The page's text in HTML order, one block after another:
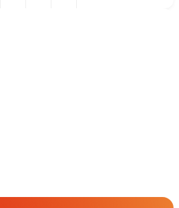
お問い合わせ